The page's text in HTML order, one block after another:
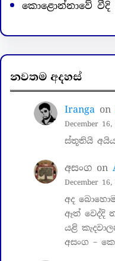
කොළොන්නාවේ වීදි
නවතම අදහස්
Iranga on
December 16,
ස්තූතියි
අසංග on
December 16,
අද
ඈත් වෙද්දි
යළි
අසංග –